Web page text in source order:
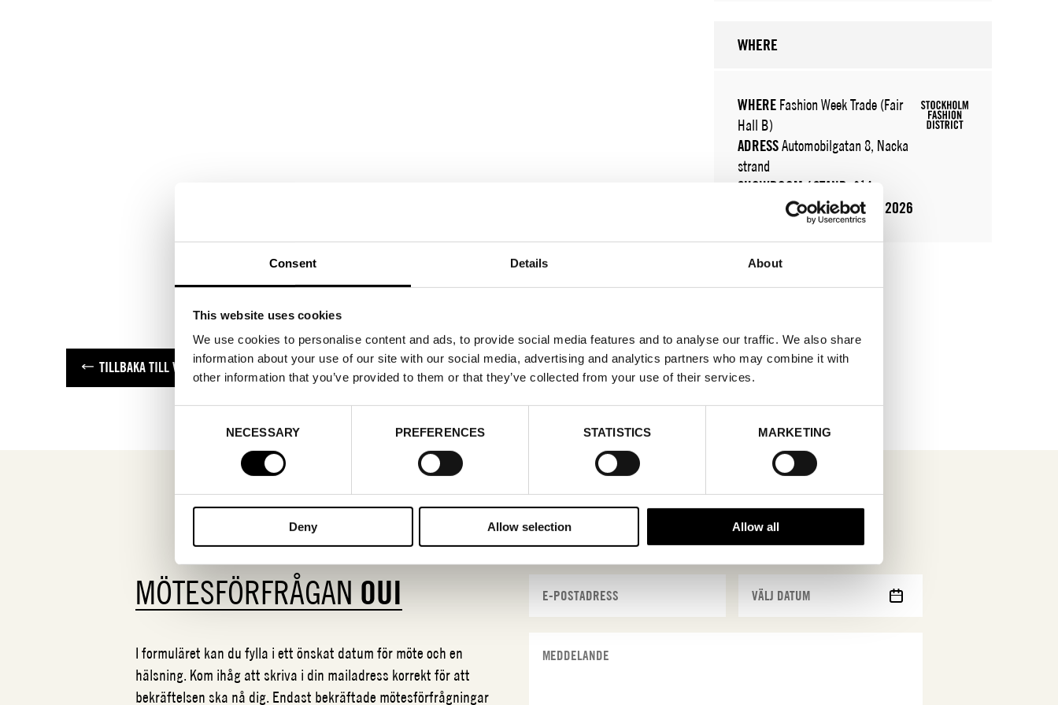
Consent Details About
This website uses cookies
We use cookies to personalise content and ads, to provide social media features and to analyse our traffic. We also share
information about your use of our site with our social media, advertising and analytics partners who may combine it with
other information that you’ve provided to them or that they’ve collected from your use of their services.
NECESSARY PREFERENCES STATISTICS MARKETING
Deny Allow selection Allow all
WHERE
WHERE Fashion Week Trade (Fair
Hall B)
ADRESSAutomobilgatan 8, Nacka
strand
SHOWROOM / STAND: 314
10 aug 2026 - 13 aug 2026
TILLBAKA TILL VARUMÄRKEN
MÖTESFÖRFRÅGANOUI
I formuläret kan du fylla i ett önskat datum för möte och en
hälsning. Kom ihåg att skriva i din mailadress korrekt för att
bekräftelsen ska nå dig. Endast bekräftade mötesförfrågningar